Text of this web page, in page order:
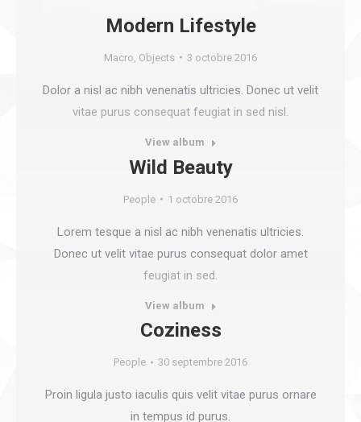
Modern Lifestyle
Macro Objects 3 octobre 2016
Dolor a nisl ac nibh venenatis ultricies. Donec ut velit
vitae purus consequat feugiat in sed nisl.
View album
Wild Beauty
People 1 octobre 2016
Lorem tesque a nisl ac nibh venenatis ultricies.
Donec ut velit vitae purus consequat dolor amet
feugiat in sed.
View album
Coziness
People 30 septembre 2016
Proin ligula justo iaculis quis velit vitae purus ornare
in tempus id purus.